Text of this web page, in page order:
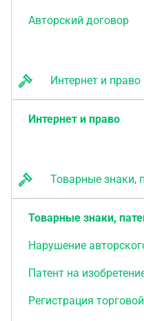
Авторский договор
Интернет и право
Интернет и право
Товарные знаки,
Товарные знаки,
Нарушение
Патент на
Регистрация